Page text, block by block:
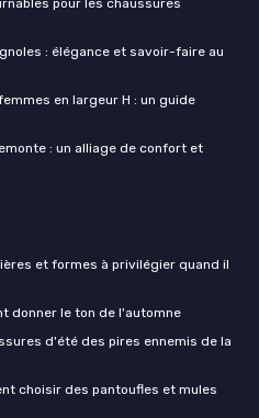
: élégance et savoir-faire au
en largeur H : un guide
: un alliage de confort et
et formes à privilégier quand il
donner le ton de l'automne
d'été des pires ennemis de la
choisir des pantoufles et mules